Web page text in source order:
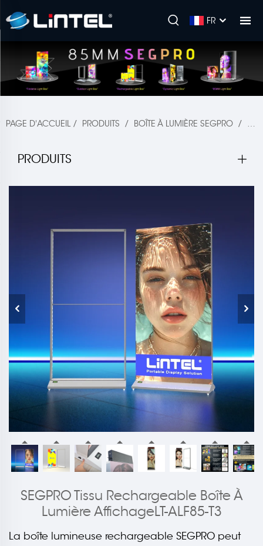
FR
PAGE D'ACCUEIL / PRODUITS / BOÎTE À LUMIÈRE SEGPRO /
PRODUITS
SEGPRO Tissu Rechargeable Boîte À
Lumière AffichageLT-ALF85-T3
La boîte lumineuse rechargeable SEGPRO peut